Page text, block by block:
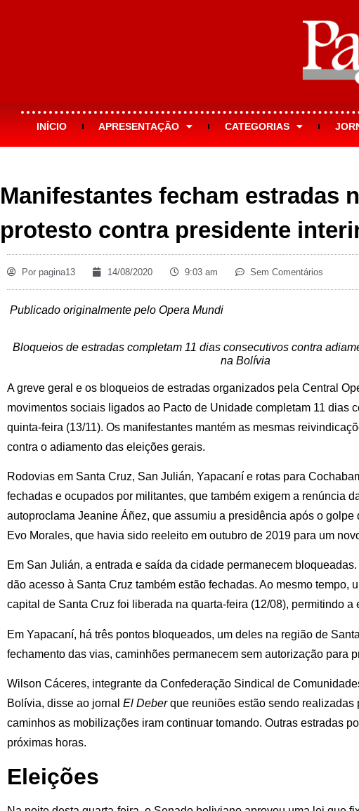
INÍCIO APRESENTAÇÃO CATEGORIAS
Manifestantes fecham estradas
protesto contra presidente
Por pagina13 14/08/2020 9:03 am Sem Comentários
Publicado originalmente pelo Opera Mundi
Bloqueios de estradas completam 11 dias consecutivos contra
na Bolívia
A greve geral e os bloqueios de estradas organizados pela Central
movimentos sociais ligados ao Pacto de Unidade completam 11 dias
quinta-feira (13/11). Os manifestantes mantém as mesmas
contra o adiamento das eleições gerais.
Rodovias em Santa Cruz, San Julián, Yapacaní e rotas para
fechadas e ocupados por militantes, que também exigem a renúncia
autoproclama Jeanine Áñez, que assumiu a presidência após o golpe
Evo Morales, que havia sido reeleito em outubro de 2019 para um
Em San Julián, a entrada e saída da cidade permanecem
dão acesso à Santa Cruz também estão fechadas. Ao mesmo tempo,
capital de Santa Cruz foi liberada na quarta-feira (12/08), permitindo a
Em Yapacaní, há três pontos bloqueados, um deles na região de
fechamento das vias, caminhões permanecem sem autorização para
Wilson Cáceres, integrante da Confederação Sindical de
Bolívia, disse ao jornal El Deberque reuniões estão sendo realizadas
caminhos as mobilizações iram continuar tomando. Outras estradas
próximas horas.
Eleições